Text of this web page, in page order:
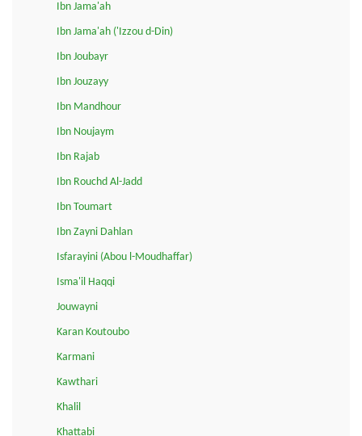
Ibn Jama'ah
Ibn Jama'ah ('Izzou d-Din)
Ibn Joubayr
Ibn Jouzayy
Ibn Mandhour
Ibn Noujaym
Ibn Rajab
Ibn Rouchd Al-Jadd
Ibn Toumart
Ibn Zayni Dahlan
Isfarayini (Abou l-Moudhaffar)
Isma'il Haqqi
Jouwayni
Karan Koutoubo
Karmani
Kawthari
Khalil
Khattabi